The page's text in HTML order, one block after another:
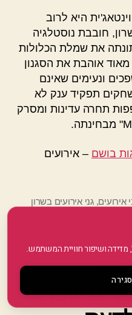
היא לרוב
חובבת נוסטלגיה
ללבוש בחתונתה את שמלת הכלולות
אוהבת את הסגנון
ונעימים שאינם
תפקיד ענק לא
תחרה עדינות ומסרק
בושם – אירועים
אירועים,גני אירועים בשרון
שכדאי
ושיפור חוויית המשתמש.